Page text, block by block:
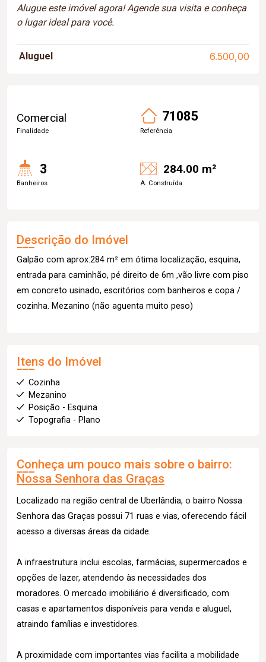
Alugue este imóvel agora! Agende sua visita e conheça
o lugar ideal para você.
Aluguel 6.500,00
Comercial
Finalidade
71085
Referência
3
Banheiros
284.00 m²
A. Construída
Descrição do Imóvel
Galpão com aprox:284 m² em ótima localização, esquina,
entrada para caminhão, pé direito de 6m ,vão livre com piso
em concreto usinado, escritórios com banheiros e copa /
cozinha. Mezanino (não aguenta muito peso)
Itens do Imóvel
Cozinha
Mezanino
Posição - Esquina
Topografia - Plano
Conheça um pouco mais sobre o bairro:
Nossa Senhora das Graças
Localizado na região central de Uberlândia, o bairro Nossa
Senhora das Graças possui 71 ruas e vias, oferecendo fácil
acesso a diversas áreas da cidade.
A infraestrutura inclui escolas, farmácias, supermercados e
opções de lazer, atendendo às necessidades dos
moradores. O mercado imobiliário é diversificado, com
casas e apartamentos disponíveis para venda e aluguel,
atraindo famílias e investidores.
A proximidade com importantes vias facilita a mobilidade